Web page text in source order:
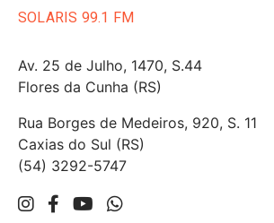
SOLARIS 99.1 FM
Av. 25 de Julho, 1470, S.44
Flores da Cunha (RS)
Rua Borges de Medeiros, 920, S. 11
Caxias do Sul (RS)
(54) 3292-5747